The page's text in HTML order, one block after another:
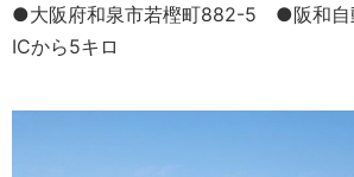
●大阪府和泉市若樫町882-5 ●阪和自
ICから5キロ